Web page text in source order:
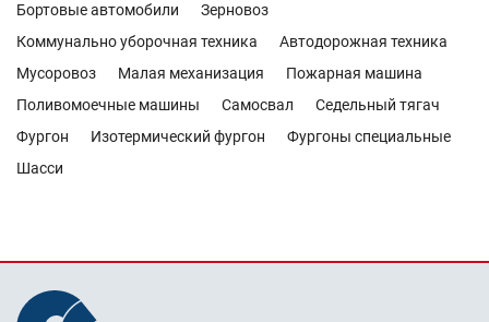
Бортовые автомобили
Зерновоз
Коммунально уборочная техника
Автодорожная техника
Мусоровоз
Малая механизация
Пожарная машина
Поливомоечные машины
Самосвал
Седельный тягач
Фургон
Изотермический фургон
Фургоны специальные
Шасси